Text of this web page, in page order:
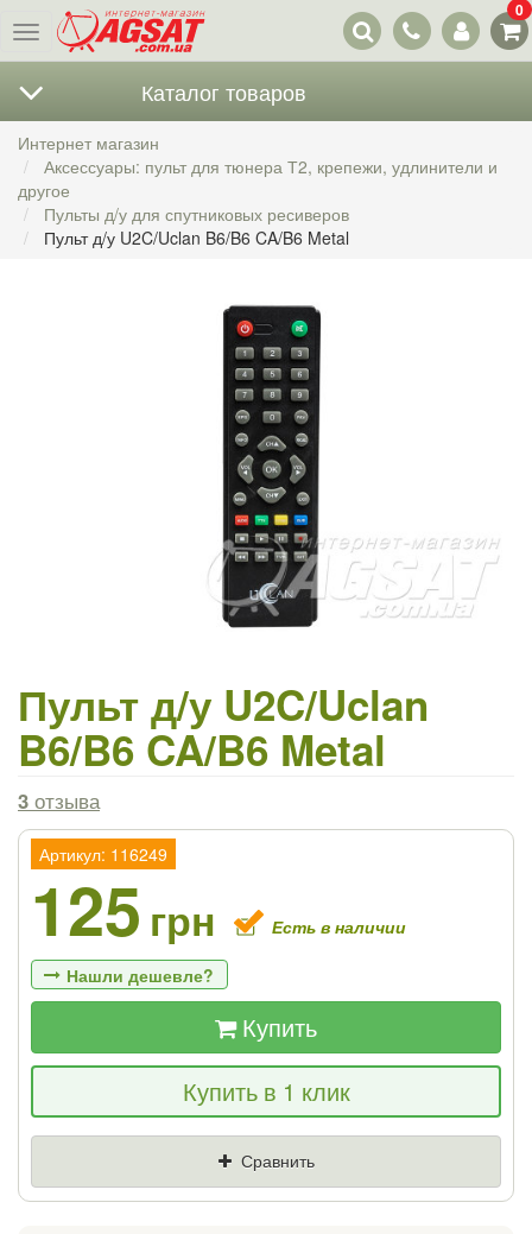
Меню
Наши
контакты
0
Каталог товаров
Интернет магазин
Аксессуары: пульт для тюнера Т2, крепежи, удлинители и
другое
Пульты д/у для спутниковых ресиверов
Пульт д/у U2C/Uclan B6/B6 CA/B6 Metal
Пульт д/у U2C/Uclan
B6/B6 CA/B6 Metal
3 отзыва
Артикул: 116249
125 грн Есть в наличии
Нашли дешевле?
Если Вы найдете товар дешевле - мы
снизим цену и подарим % от разницы
Купить
Купить в 1 клик
Сравнить